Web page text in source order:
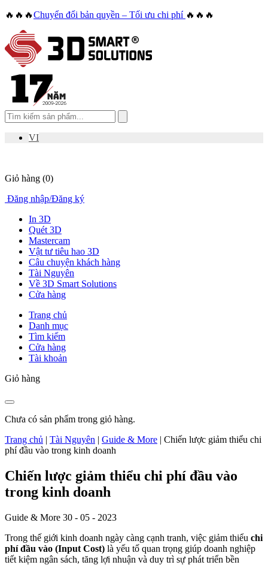
🔥🔥🔥Chuyển đổi bản quyền – Tối ưu chi phí 🔥🔥🔥
VI
Giỏ hàng (0)
Đăng nhập/Đăng ký
In 3D
Quét 3D
Mastercam
Vật tư tiêu hao 3D
Câu chuyện khách hàng
Tài Nguyên
Về 3D Smart Solutions
Cửa hàng
Trang chủ
Danh mục
Tìm kiếm
Cửa hàng
Tài khoản
Giỏ hàng
Chưa có sản phẩm trong giỏ hàng.
Trang chủ | Tài Nguyên | Guide & More | Chiến lược giảm thiểu chi
phí đầu vào trong kinh doanh
Chiến lược giảm thiểu chi phí đầu vào
trong kinh doanh
Guide & More 30 - 05 - 2023
Trong thế giới kinh doanh ngày càng cạnh tranh, việc giảm thiểu chi
phí đầu vào (Input Cost) là yếu tố quan trọng giúp doanh nghiệp
tiết kiệm ngân sách, tăng lợi nhuận và duy trì sự phát triển bền